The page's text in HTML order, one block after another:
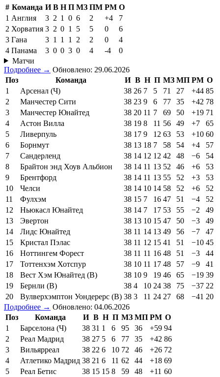
# Команда И В Н П МЗ ПМ РМ О
1 Англия 3 2 1 0 6 2 +4
7
2 Хорватия 3 2 0 1 5 5 0
6
3 Гана 3 1 1 1 2 2 0
4
4 Панама 3 0 0 3 0 4 -4
0
Матчи
Подробнее → Обновлено: 29.06.2026
Поз
Команда И В Н П МЗ МП РМ О
1
Арсенал (Ч) 38 26 7 5 71 27 +44 85
2
Манчестер Сити 38 23 9 6 77 35 +42 78
3
Манчестер Юнайтед 38 20 11 7 69 50 +19 71
4
Астон Вилла 38 19 8 11 56 49 +7
65
5
Ливерпуль 38 17 9 12 63 53 +10 60
6
Борнмут 38 13 18 7 58 54 +4
57
7
Сандерленд 38 14 12 12 42 48 −6
54
8
Брайтон энд Хоув Альбион 38 14 11 13 52 46 +6
53
9
Брентфорд 38 14 11 13 55 52 +3
53
10
Челси 38 14 10 14 58 52 +6
52
11
Фулхэм 38 15 7 16 47 51 −4
52
12
Ньюкасл Юнайтед 38 14 7 17 53 55 −2
49
13
Эвертон 38 13 10 15 47 50 −3
49
14
Лидс Юнайтед 38 11 14 13 49 56 −7
47
15
Кристал Пэлас 38 11 12 15 41 51 −10 45
16
Ноттингем Форест 38 11 11 16 48 51 −3
44
17
Тоттенхэм Хотспур 38 10 11 17 48 57 −9
41
18
Вест Хэм Юнайтед (В) 38 10 9 19 46 65 −19 39
19
Бернли (В) 38 4 10 24 38 75 −37 22
20
Вулверхэмптон Уондерерс (В) 38 3 11 24 27 68 −41 20
Подробнее → Обновлено: 04.06.2026
Поз
Команда И В Н П МЗ МП РМ О
1
Барселона (Ч) 38 31 1 6 95 36 +59 94
2
Реал Мадрид 38 27 5 6 77 35 +42 86
3
Вильярреал 38 22 6 10 72 46 +26 72
4
Атлетико Мадрид 38 21 6 11 62 44 +18 69
5
Реал Бетис 38 15 15 8 59 48 +11 60